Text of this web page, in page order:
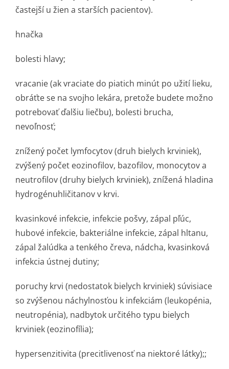
častejší u žien a starších pacientov).
hnačka
bolesti hlavy;
vracanie (ak vraciate do piatich minút po užití lieku,
obráťte se na svojho lekára, pretože budete možno
potrebovať ďalšiu liečbu), bolesti brucha,
nevoľnosť;
znížený počet lymfocytov (druh bielych krviniek),
zvýšený počet eozinofilov, bazofilov, monocytov a
neutrofilov (druhy bielych krviniek), znížená hladina
hydrogénuhličitanov v krvi.
kvasinkové infekcie, infekcie pošvy, zápal pľúc,
hubové infekcie, bakteriálne infekcie, zápal hltanu,
zápal žalúdka a tenkého čreva, nádcha, kvasinková
infekcia ústnej dutiny;
poruchy krvi (nedostatok bielych krviniek) súvisiace
so zvýšenou náchylnosťou k infekciám (leukopénia,
neutropénia), nadbytok určitého typu bielych
krviniek (eozinofília);
hypersenzitivita (precitlivenosť na niektoré látky);;